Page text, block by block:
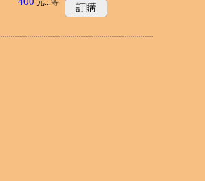
元...等 訂購